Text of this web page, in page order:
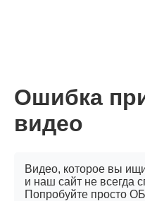
Ошибка
видео
Видео, которое вы
и наш сайт не всегда
Попробуйте просто